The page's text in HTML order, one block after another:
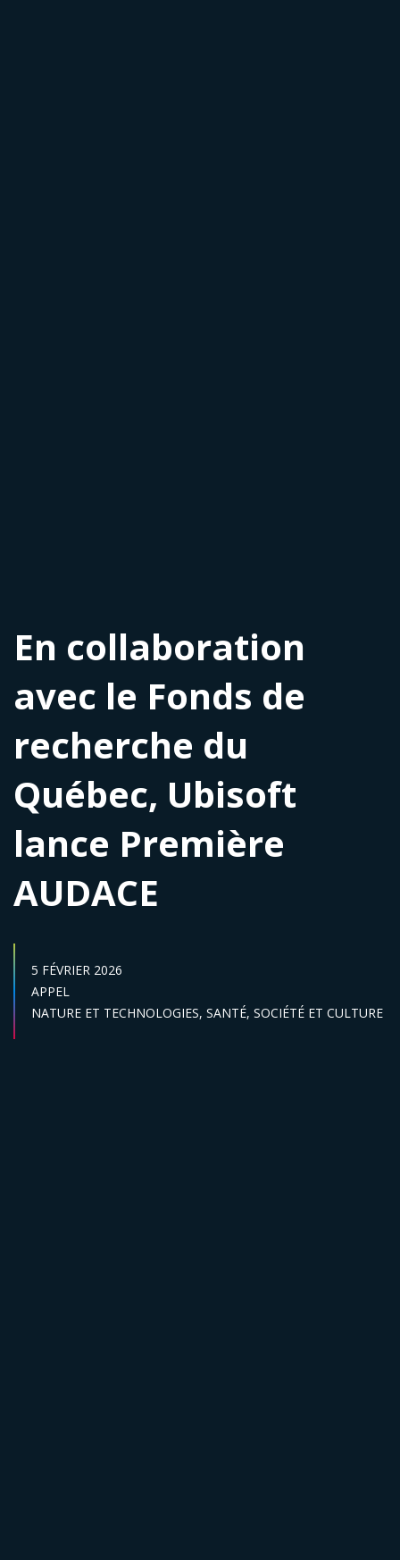
En collaboration
avec le Fonds de
recherche du
Québec, Ubisoft
lance Première
AUDACE
DATE DE PUBLICATION :
5 FÉVRIER 2026
Catégories :
APPEL
Secteur :
NATURE ET TECHNOLOGIES, SANTÉ, SOCIÉTÉ ET CULTURE